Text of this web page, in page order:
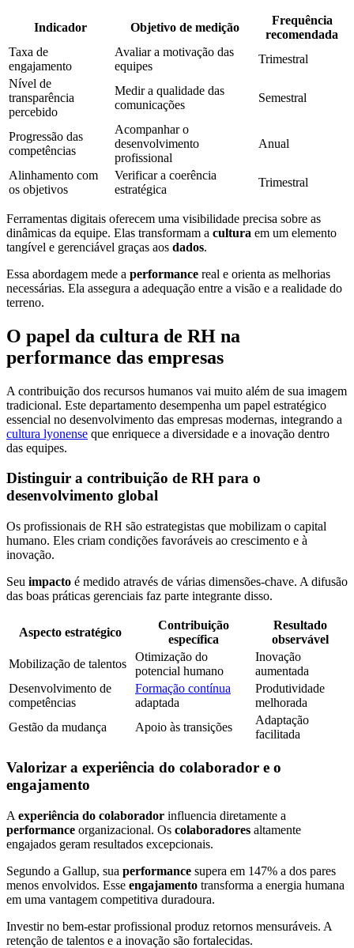
Indicador Objetivo de medição
Frequência
recomendada
Taxa de
engajamento
Avaliar a motivação das
equipes
Trimestral
Nível de
transparência
percebido
Medir a qualidade das
comunicações
Semestral
Progressão das
competências
Acompanhar o
desenvolvimento
profissional
Anual
Alinhamento com
os objetivos
Verificar a coerência
estratégica
Trimestral
Ferramentas digitais oferecem uma visibilidade precisa sobre as
dinâmicas da equipe. Elas transformam a cultura em um elemento
tangível e gerenciável graças aos dados.
Essa abordagem mede a performance real e orienta as melhorias
necessárias. Ela assegura a adequação entre a visão e a realidade do
terreno.
O papel da cultura de RH na
performance das empresas
A contribuição dos recursos humanos vai muito além de sua imagem
tradicional. Este departamento desempenha um papel estratégico
essencial no desenvolvimento das empresas modernas, integrando a
cultura lyonense que enriquece a diversidade e a inovação dentro
das equipes.
Distinguir a contribuição de RH para o
desenvolvimento global
Os profissionais de RH são estrategistas que mobilizam o capital
humano. Eles criam condições favoráveis ao crescimento e à
inovação.
Seu impacto é medido através de várias dimensões-chave. A difusão
das boas práticas gerenciais faz parte integrante disso.
Aspecto estratégico
Contribuição
específica
Resultado
observável
Mobilização de talentos
Otimização do
potencial humano
Inovação
aumentada
Desenvolvimento de
competências
Formação contínua
adaptada
Produtividade
melhorada
Gestão da mudança
Apoio às transições
Adaptação
facilitada
Valorizar a experiência do colaborador e o
engajamento
A experiência do colaborador influencia diretamente a
performance organizacional. Os colaboradores altamente
engajados geram resultados excepcionais.
Segundo a Gallup, sua performance supera em 147% a dos pares
menos envolvidos. Esse engajamento transforma a energia humana
em uma vantagem competitiva duradoura.
Investir no bem-estar profissional produz retornos mensuráveis. A
retenção de talentos e a inovação são fortalecidas.